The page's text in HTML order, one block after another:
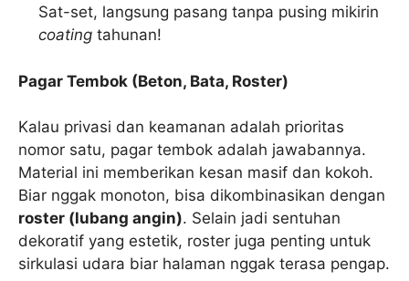
Sat-set, langsung pasang tanpa pusing mikirin
coating tahunan!
Pagar Tembok (Beton, Bata, Roster)
Kalau privasi dan keamanan adalah prioritas
nomor satu, pagar tembok adalah jawabannya.
Material ini memberikan kesan masif dan kokoh.
Biar nggak monoton, bisa dikombinasikan dengan
roster (lubang angin). Selain jadi sentuhan
dekoratif yang estetik, roster juga penting untuk
sirkulasi udara biar halaman nggak terasa pengap.